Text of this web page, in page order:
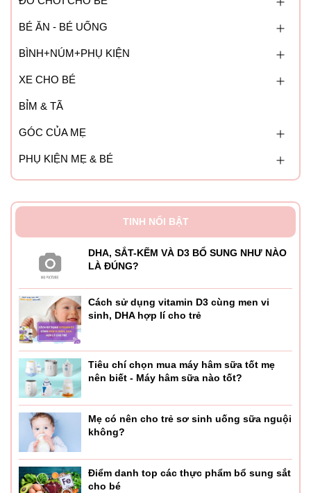
BÉ ĂN - BÉ UỐNG
BÌNH+NÚM+PHỤ KIỆN
XE CHO BÉ
BỈM & TÃ
GÓC CỦA MẸ
PHỤ KIỆN MẸ & BÉ
TINH NỔI BẬT
DHA, SẮT-KẼM VÀ D3 BỔ SUNG NHƯ NÀO
LÀ ĐÚNG?
Cách sử dụng vitamin D3 cùng men vi
sinh, DHA hợp lí cho trẻ
Tiêu chí chọn mua máy hâm sữa tốt mẹ
nên biết - Máy hâm sữa nào tốt?
Mẹ có nên cho trẻ sơ sinh uống sữa nguội
không?
Điểm danh top các thực phẩm bổ sung sắt
cho bé